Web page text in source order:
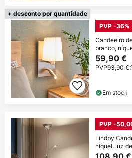
+ desconto por quantidade
PVP -36%
Candeeiro
branco,
59,90 €
PVP93,90 €
Em stock
PVP -
Lindby
níquel, luz